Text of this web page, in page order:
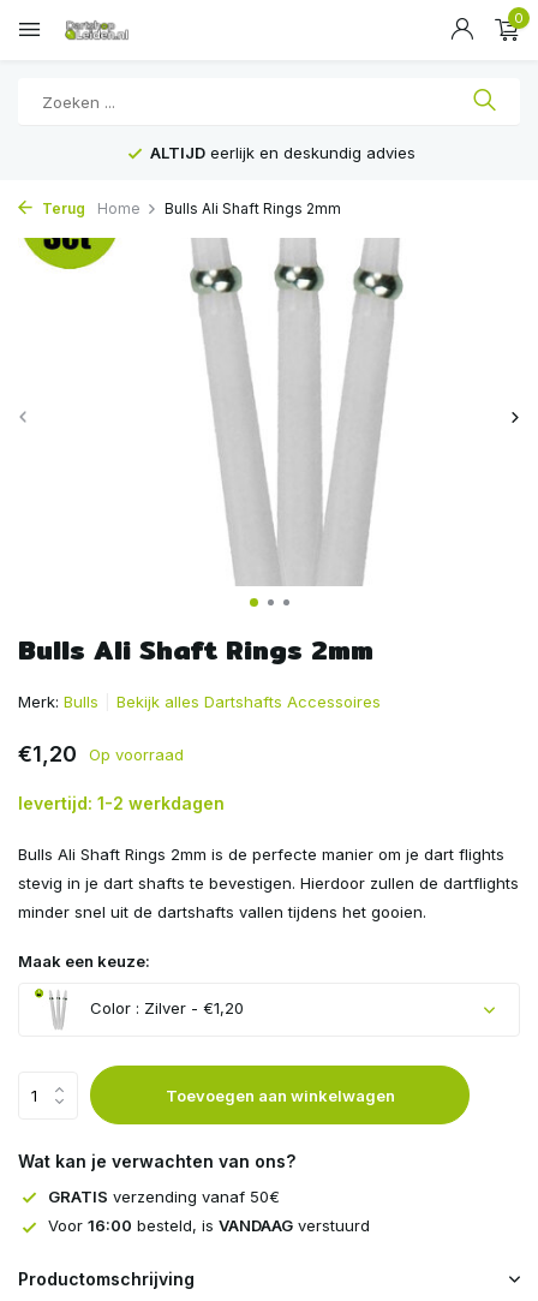
0
ALTIJD eerlijk en deskundig advies
Terug Home Bulls Ali Shaft Rings 2mm
Bulls Ali Shaft Rings 2mm
Merk: Bulls Bekijk alles Dartshafts Accessoires
€1,20 Op voorraad
levertijd: 1-2 werkdagen
Bulls Ali Shaft Rings 2mm is de perfecte manier om je dart flights
stevig in je dart shafts te bevestigen. Hierdoor zullen de dartflights
minder snel uit de dartshafts vallen tijdens het gooien.
Maak een keuze:
Color : Zilver - €1,20
Toevoegen aan winkelwagen
Wat kan je verwachten van ons?
GRATIS verzending vanaf 50€
Voor 16:00 besteld, is VANDAAG verstuurd
Productomschrijving